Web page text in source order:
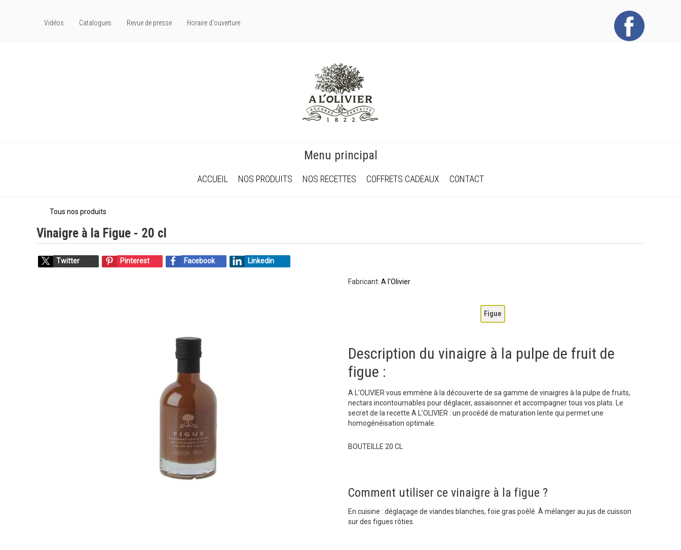
Vidéos Catalogues Revue de presse Horaire d'ouverture
Menu principal
ACCUEIL NOS PRODUITS NOS RECETTES COFFRETS CADEAUX CONTACT
Tous nos produits
Vinaigre à la Figue - 20 cl
Twitter Pinterest Facebook Linkedin
Fabricant: A l'Olivier
Figue
Description du vinaigre à la pulpe de fruit de
figue :
A L’OLIVIER vous emmène à la découverte de sa gamme de vinaigres à la pulpe de fruits,
nectars incontournables pour déglacer, assaisonner et accompagner tous vos plats. Le
secret de la recette A L’OLIVIER : un procédé de maturation lente qui permet une
homogénéisation optimale.
BOUTEILLE 20 CL
Comment utiliser ce vinaigre à la figue ?
En cuisine : déglaçage de viandes blanches, foie gras poêlé. À mélanger au jus de cuisson
sur des figues rôties.